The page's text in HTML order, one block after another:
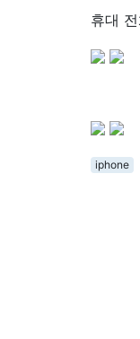
휴대
iphone